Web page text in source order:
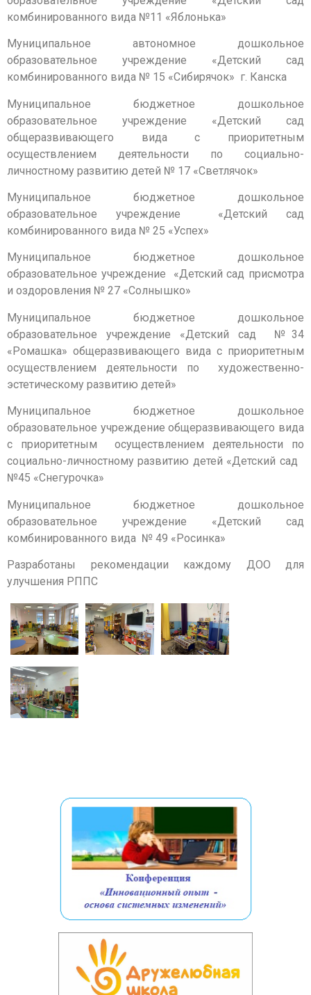
комбинированного вида №11 «Яблонька»
Муниципальное автономное дошкольное
образовательное учреждение «Детский сад
комбинированного вида № 15 «Сибирячок» г. Канска
Муниципальное бюджетное дошкольное
образовательное учреждение «Детский сад
общеразвивающего вида с приоритетным
осуществлением деятельности по социально-
личностному развитию детей № 17 «Светлячок»
Муниципальное бюджетное дошкольное
образовательное учреждение «Детский сад
комбинированного вида № 25 «Успех»
Муниципальное бюджетное дошкольное
образовательное учреждение «Детский сад присмотра
и оздоровления № 27 «Солнышко»
Муниципальное бюджетное дошкольное
образовательное учреждение «Детский сад №34
«Ромашка» общеразвивающего вида с приоритетным
осуществлением деятельности по художественно-
эстетическому развитию детей»
Муниципальное бюджетное дошкольное
образовательное учреждение общеразвивающего вида
с приоритетным осуществлением деятельности по
социально-личностному развитию детей «Детский сад
№45 «Снегурочка»
Муниципальное бюджетное дошкольное
образовательное учреждение «Детский сад
комбинированного вида № 49 «Росинка»
Разработаны рекомендации каждому ДОО для
улучшения РППС